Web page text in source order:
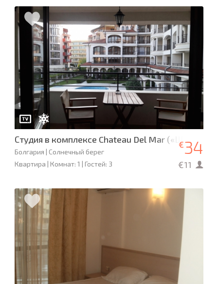
Студия в комплексе Chateau Del Mar («Шато
Болгария | Солнечный берег
Квартира | Комнат: 1 | Гостей: 3
€34
€11